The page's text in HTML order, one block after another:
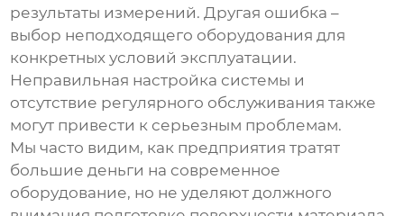
результаты измерений. Другая ошибка –
выбор неподходящего оборудования для
конкретных условий эксплуатации.
Неправильная настройка системы и
отсутствие регулярного обслуживания также
могут привести к серьезным проблемам.
Мы часто видим, как предприятия тратят
большие деньги на современное
оборудование, но не уделяют должного